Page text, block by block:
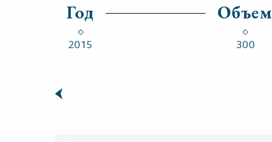
Год Объем